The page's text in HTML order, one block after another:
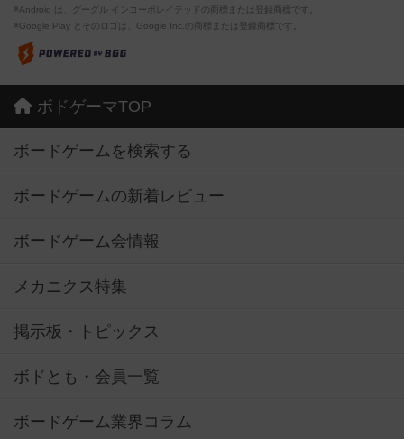
※Android は、グーグル インコーポレイテッドの商標または登録商標です。
※Google Play とそのロゴは、Google Inc.の商標または登録商標です。
ボドゲーマTOP
ボードゲームを検索する
ボードゲームの新着レビュー
ボードゲーム会情報
メカニクス特集
掲示板・トピックス
ボドとも・会員一覧
ボードゲーム業界コラム